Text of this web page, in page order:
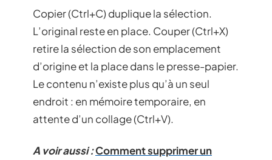
Copier (Ctrl+C) duplique la sélection.
L’original reste en place. Couper (Ctrl+X)
retire la sélection de son emplacement
d’origine et la place dans le presse-papier.
Le contenu n’existe plus qu’à un seul
endroit : en mémoire temporaire, en
attente d’un collage (Ctrl+V).
A voir aussi :Comment supprimer un